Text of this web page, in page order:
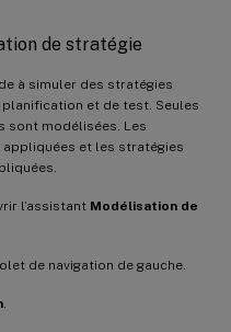
de stratégie
à simuler des stratégies
et de test. Seules
sont modélisées. Les
et les stratégies
l’assistant Modélisation de
de navigation de gauche.